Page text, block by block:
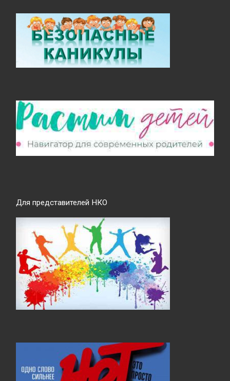
Для представителей НКО